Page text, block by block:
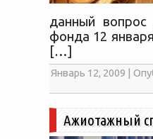
данный
фонда 12
[…]
Январь 12, 2009 |
Ажиотажный